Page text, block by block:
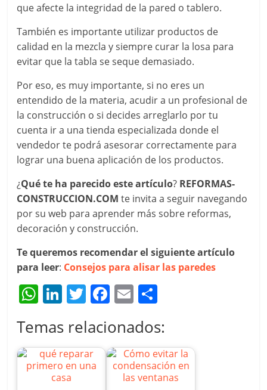
que afecte la integridad de la pared o tablero.
También es importante utilizar productos de
calidad en la mezcla y siempre curar la losa para
evitar que la tabla se seque demasiado.
Por eso, es muy importante, si no eres un
entendido de la materia, acudir a un profesional de
la construcción o si decides arreglarlo por tu
cuenta ir a una tienda especializada donde el
vendedor te podrá asesorar correctamente para
lograr una buena aplicación de los productos.
¿Qué te ha parecido este artículo? REFORMAS-
CONSTRUCCION.COM te invita a seguir navegando
por su web para aprender más sobre reformas,
decoración y construcción.
Te queremos recomendar el siguiente artículo
para leer: Consejos para alisar las paredes
W
at
s
A
Li
k
e
dI
T
itt
er
F
c
e
b
E
ai
l
m
p
ar
Temas relacionados: